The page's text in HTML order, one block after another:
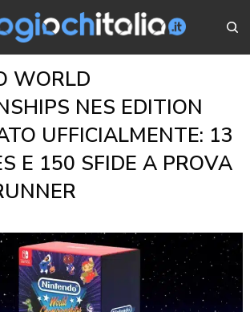
WORLD
NES EDITION
UFFICIALMENTE: 13
E 150 SFIDE A PROVA